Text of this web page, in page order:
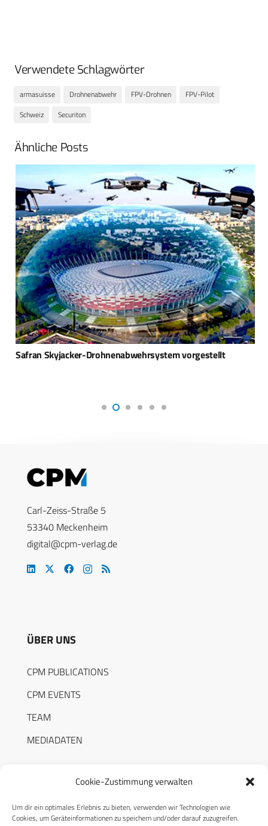
Cookie-Zustimmung verwalten
Um dir ein optimales Erlebnis zu bieten, verwenden wir Technologien wie
Cookies, um Geräteinformationen zu speichern und/oder darauf zuzugreifen.
Verwendete Schlagwörter
armasuisse Drohnenabwehr FPV-Drohnen
FPV-Pilot
Schweiz
Securiton
Ähnliche Posts
Safran Skyjacker-Drohnenabwehrsystem vorgestellt
Carl-Zeiss-Straße 5
53340 Meckenheim
digital@cpm-verlag.de
ÜBER UNS
CPM PUBLICATIONS
CPM EVENTS
TEAM
MEDIADATEN
RECHTLICHES